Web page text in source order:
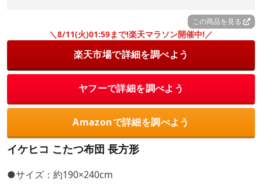
この商品を見る
＼8/11(火)01:59まで!楽天マラソン開催中!／
楽天市場で詳細を調べよう
ヤフーで詳細を調べよう
Amazonで詳細を調べよう
イケヒコ こたつ布団 長方形
●サイズ：約190×240cm